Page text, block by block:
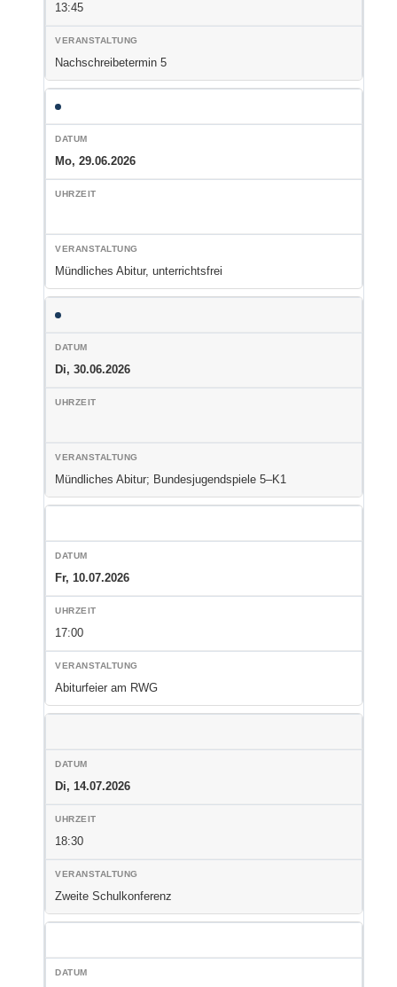
13:45
Nachschreibetermin 5
Mo, 29.06.2026
Mündliches Abitur, unterrichtsfrei
Di, 30.06.2026
Mündliches Abitur; Bundesjugendspiele 5–K1
Fr, 10.07.2026
17:00
Abiturfeier am RWG
Di, 14.07.2026
18:30
Zweite Schulkonferenz